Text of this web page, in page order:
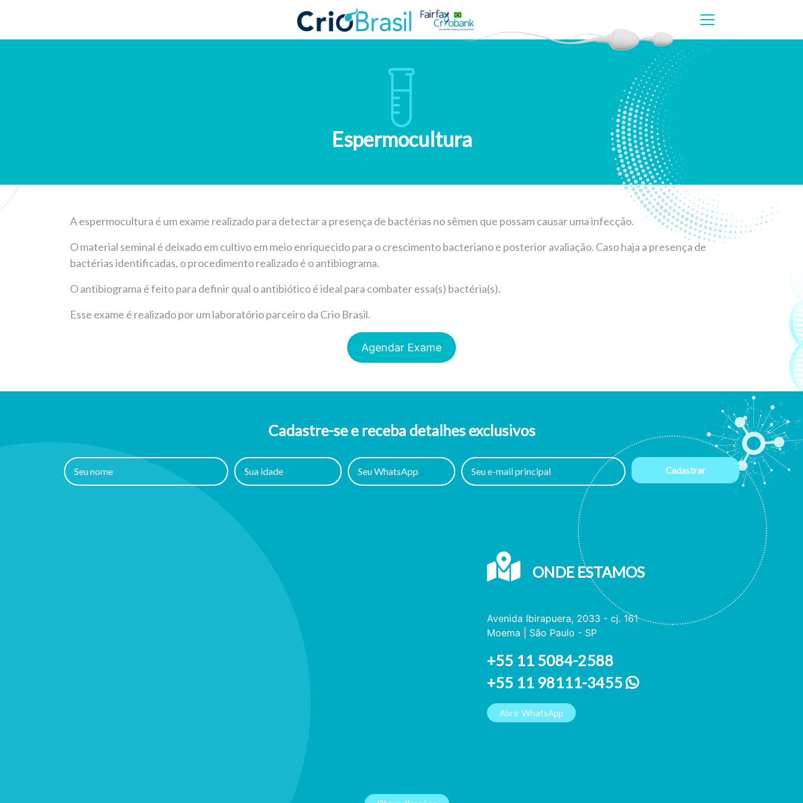
Espermocultura
A espermocultura é um exame realizado para detectar a presença de bactérias no sêmen que possam causar uma infecção.
O material seminal é deixado em cultivo em meio enriquecido para o crescimento bacteriano e posterior avaliação. Caso haja a presença de
bactérias identificadas, o procedimento realizado é o antibiograma.
O antibiograma é feito para definir qual o antibiótico é ideal para combater essa(s) bactéria(s).
Esse exame é realizado por um laboratório parceiro da Crio Brasil.
Agendar Exame
Cadastre-se e receba detalhes exclusivos
ONDE ESTAMOS
Avenida Ibirapuera, 2033 - cj. 161
Moema | São Paulo - SP
+55 11 5084-2588
+55 11 98111-3455
Abrir WhatsApp